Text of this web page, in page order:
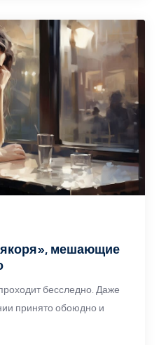
мешающие
бесследно. Даже
принято обоюдно и